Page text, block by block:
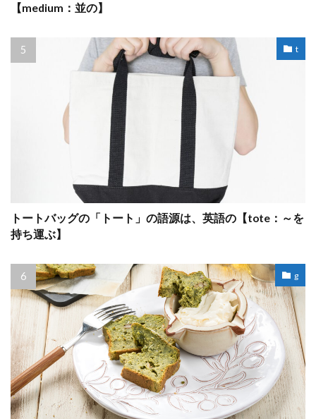
【medium：並の】
t
トートバッグの「トート」の語源は、英語の【tote：～を
持ち運ぶ】
g